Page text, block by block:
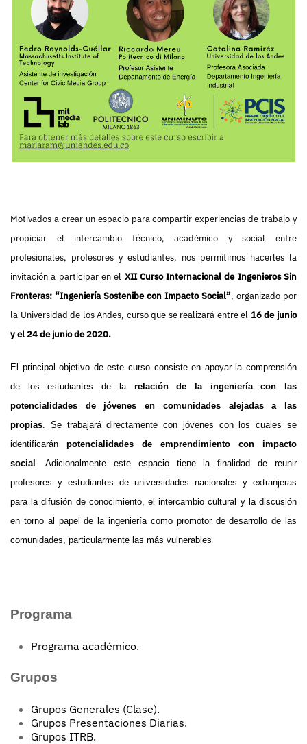
Motivados a crear un espacio para compartir experiencias de trabajo y
propiciar el intercambio técnico, académico y social entre
profesionales, profesores y estudiantes, nos permitimos hacerles la
invitación a participar en el XII Curso Internacionalde Ingenieros Sin
Fronteras: “Ingeniería Sostenibe con Impacto Social”, organizado por
la Universidad de los Andes, curso que se realizará entre el 16 de junio
y el 24 de junio de 2020.
El principal objetivo de este curso consiste en apoyar la comprensión
de los estudiantes de la relación de la ingeniería con las
potencialidades de jóvenes en comunidades alejadas a las
propias . Se trabajará directamente con jóvenes con los cuales se
identificarán potencialidades de emprendimiento con impacto
social . Adicionalmente este espacio tiene la finalidad de reunir
profesores y estudiantes de universidades nacionales y extranjeras
para la difusión de conocimiento, el intercambio cultural y la discusión
en torno al papel de la ingeniería como promotor de desarrollo de las
comunidades, particularmente las más vulnerables
Programa
Programa académico.
Grupos
Grupos Generales (Clase).
Grupos Presentaciones Diarias.
Grupos ITRB.